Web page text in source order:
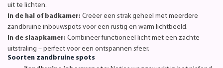
uit te lichten.
In de hal of badkamer: Creëer een strak geheel met meerdere
zandbruine inbouwspots voor een rustig en warm lichtbeeld.
In de slaapkamer: Combineer functioneel licht met een zachte
uitstraling – perfect voor een ontspannen sfeer.
Soorten zandbruine spots